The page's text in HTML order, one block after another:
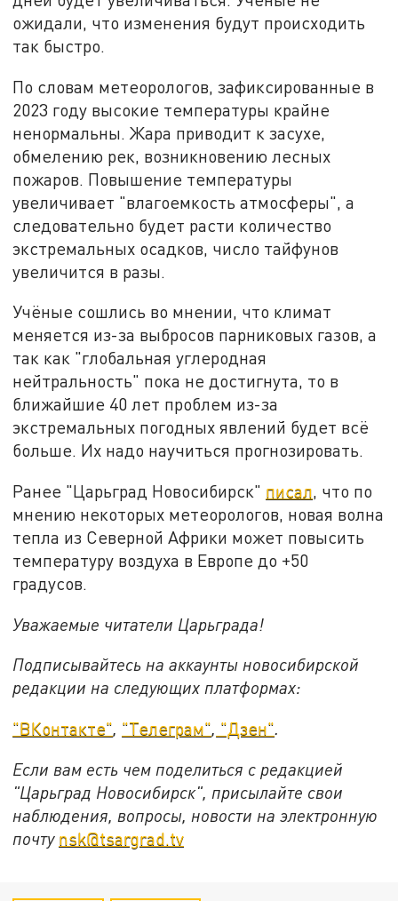
ожидали, что изменения будут происходить
так быстро.
По словам метеорологов, зафиксированные в
2023 году высокие температуры крайне
ненормальны. Жара приводит к засухе,
обмелению рек, возникновению лесных
пожаров. Повышение температуры
увеличивает "влагоемкость атмосферы", а
следовательно будет расти количество
экстремальных осадков, число тайфунов
увеличится в разы.
Учёные сошлись во мнении, что климат
меняется из-за выбросов парниковых газов, а
так как "глобальная углеродная
нейтральность" пока не достигнута, то в
ближайшие 40 лет проблем из-за
экстремальных погодных явлений будет всё
больше. Их надо научиться прогнозировать.
Ранее "Царьград Новосибирск" писал, что по
мнению некоторых метеорологов, новая волна
тепла из Северной Африки может повысить
температуру воздуха в Европе до +50
градусов.
Уважаемые читатели Царьграда!
Подписывайтесь на аккаунты новосибирской
редакции на следующих платформах:
"ВКонтакте", "Телеграм", "Дзен".
Если вам есть чем поделиться с редакцией
"Царьград Новосибирск", присылайте свои
наблюдения, вопросы, новости на электронную
почту nsk@tsargrad.tv